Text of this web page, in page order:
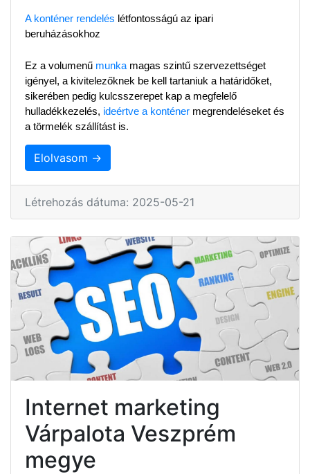
A konténer rendelés létfontosságú az ipari
beruházásokhoz
Ez a volumenű munka magas szintű szervezettséget
igényel, a kivitelezőknek be kell tartaniuk a határidőket,
sikerében pedig kulcsszerepet kap a megfelelő
hulladékkezelés, ideértve a konténer megrendeléseket és
a törmelék szállítást is.
Elolvasom →
Létrehozás dátuma: 2025-05-21
Internet marketing
Várpalota Veszprém
megye